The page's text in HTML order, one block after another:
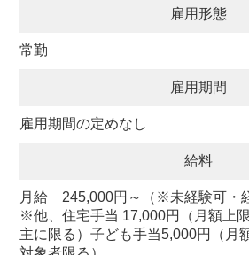
雇用形態
常勤
雇用期間
雇用期間の定めなし
給料
月給 245,000円～（※未経験可・
※他、住宅手当 17,000円（月額上
主に限る）子ども手当5,000円（月